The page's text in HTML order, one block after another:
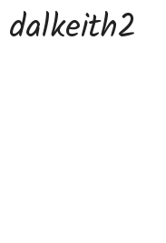
dalkeith2